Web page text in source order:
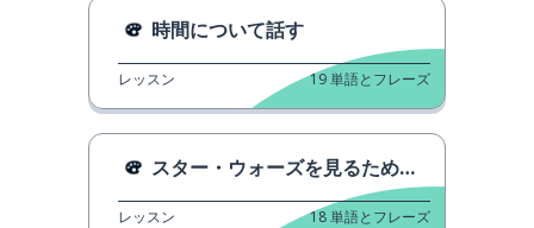
時間について話す
レッスン 19単語とフレーズ
スター・ウォーズを見るための最適な順番
レッスン 18単語とフレーズ